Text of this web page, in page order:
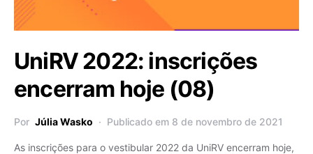
UniRV 2022: inscrições
encerram hoje (08)
Por Júlia Wasko Publicado em 8 de novembro de 2021
As inscrições para o vestibular 2022 da UniRV encerram hoje,